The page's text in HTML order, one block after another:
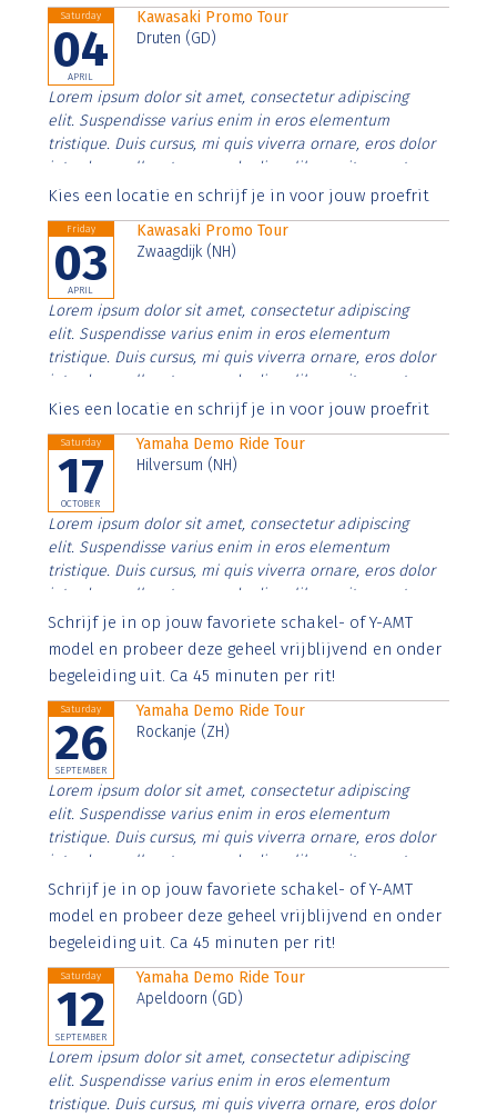
Saturday
04
APRIL
Kawasaki Promo Tour
Druten (GD)
Lorem ipsum dolor sit amet, consectetur adipiscing
elit. Suspendisse varius enim in eros elementum
tristique. Duis cursus, mi quis viverra ornare, eros dolor
interdum nulla, ut commodo diam libero vitae erat.
Aenean faucibus nibh et justo cursus id rutrum lorem
Kies een locatie en schrijf je in voor jouw proefrit
Friday
03
APRIL
Kawasaki Promo Tour
Zwaagdijk (NH)
Lorem ipsum dolor sit amet, consectetur adipiscing
elit. Suspendisse varius enim in eros elementum
tristique. Duis cursus, mi quis viverra ornare, eros dolor
interdum nulla, ut commodo diam libero vitae erat.
Aenean faucibus nibh et justo cursus id rutrum lorem
Kies een locatie en schrijf je in voor jouw proefrit
Saturday
17
OCTOBER
Yamaha Demo Ride Tour
Hilversum (NH)
Lorem ipsum dolor sit amet, consectetur adipiscing
elit. Suspendisse varius enim in eros elementum
tristique. Duis cursus, mi quis viverra ornare, eros dolor
interdum nulla, ut commodo diam libero vitae erat.
Aenean faucibus nibh et justo cursus id rutrum lorem
imperdiet. Nunc ut sem vitae risus tristique posuere.
Schrijf je in op jouw favoriete schakel- of Y-AMT
model en probeer deze geheel vrijblijvend en onder
begeleiding uit. Ca 45 minuten per rit!
Saturday
26
SEPTEMBER
Yamaha Demo Ride Tour
Rockanje (ZH)
Lorem ipsum dolor sit amet, consectetur adipiscing
elit. Suspendisse varius enim in eros elementum
tristique. Duis cursus, mi quis viverra ornare, eros dolor
interdum nulla, ut commodo diam libero vitae erat.
Aenean faucibus nibh et justo cursus id rutrum lorem
imperdiet. Nunc ut sem vitae risus tristique posuere.
Schrijf je in op jouw favoriete schakel- of Y-AMT
model en probeer deze geheel vrijblijvend en onder
begeleiding uit. Ca 45 minuten per rit!
Saturday
12
SEPTEMBER
Yamaha Demo Ride Tour
Apeldoorn (GD)
Lorem ipsum dolor sit amet, consectetur adipiscing
elit. Suspendisse varius enim in eros elementum
tristique. Duis cursus, mi quis viverra ornare, eros dolor